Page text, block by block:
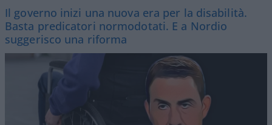
Il governo inizi una nuova era per la disabilità.
Basta predicatori normodotati. E a Nordio
suggerisco una riforma